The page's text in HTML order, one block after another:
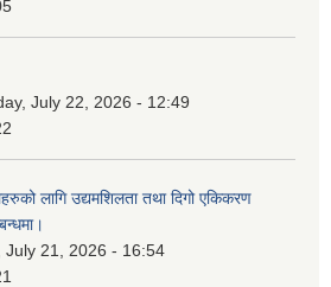
July 22, 2026 - 12:49
लागि उद्यमशिलता तथा दिगो एकिकरण
July 21, 2026 - 16:54